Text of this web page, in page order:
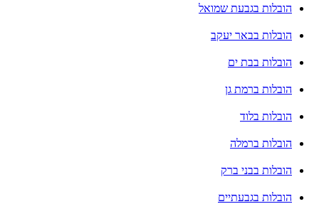
הובלות בגבעת שמואל
הובלות בבאר יעקב
הובלות בבת ים
הובלות ברמת גן
הובלות בלוד
הובלות ברמלה
הובלות בבני ברק
הובלות בגבעתיים